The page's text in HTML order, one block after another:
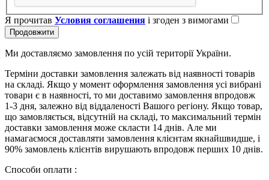
Я прочитав Условия соглашения і згоден з вимогами
Продовжити
Ми доставляємо замовлення по усій території України.
Терміни доставки замовлення залежать від наявності товарів
на складі. Якщо у момент оформлення замовлення усі вибрані
товари є в наявності, то ми доставимо замовлення впродовж
1-3 дня, залежно від віддаленості Вашого регіону. Якщо товар,
що замовляється, відсутній на складі, то максимальний термін
доставки замовлення може скласти 14 днів. Але ми
намагаємося доставляти замовлення клієнтам якнайшвидше, і
90% замовлень клієнтів вирушають впродовж перших 10 днів.
Способи оплати :